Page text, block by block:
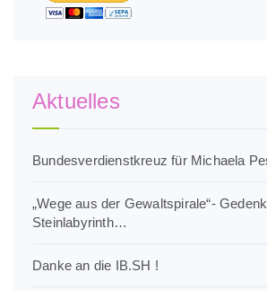
Aktuelles
Bundesverdienstkreuz für Michaela
„Wege aus der Gewaltspirale“-
Steinlabyrinth…
Danke an die IB.SH !